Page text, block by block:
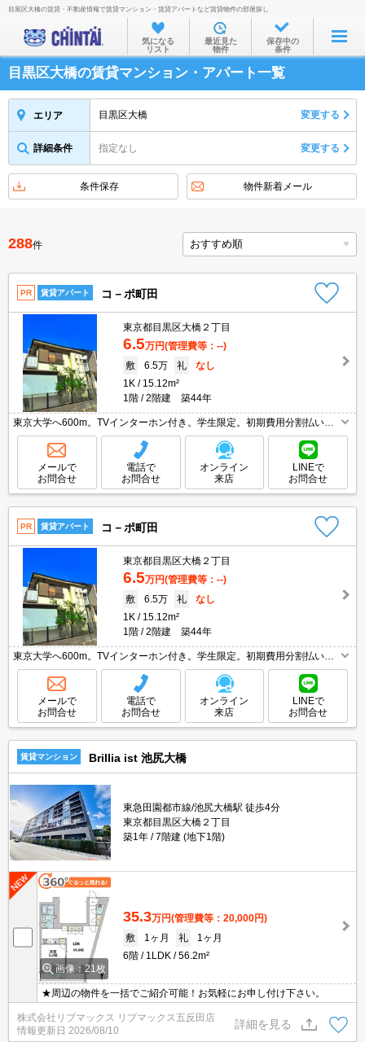
お部屋を探す
沿線・駅から
住所から
物件特集から
不動産会社から
TOP
目黒区大橋の賃貸・不動産情報で賃貸マンション・賃貸アパートなど賃貸物件の部屋探し
気になる
リスト
最近見た
物件
保存中の
条件
目黒区大橋の賃貸マンション・アパート一覧
エリア 目黒区大橋 変更する
詳細条件 指定なし 変更する
条件保存 物件新着メール
288件
PR 賃貸アパート コ－ポ町田
東京都目黒区大橋２丁目
6.5万円(管理費等：--)
敷
6.5万 礼
なし
1K
15.12m²
1階
2階建 築44年
東京大学へ600m。TVインターホン付き。学生限定。初期費用分割払い
可。家賃の支払でポイントたまります（条件あり）。8月末までにご成約
の方、礼金なし。仲介手数料家賃の0.55ヵ月分。
メールで
お問合せ
電話で
お問合せ
オンライン
来店
LINEで
お問合せ
PR 賃貸アパート コ－ポ町田
東京都目黒区大橋２丁目
6.5万円(管理費等：--)
敷
6.5万 礼
なし
1K
15.12m²
1階
2階建 築44年
東京大学へ600m。TVインターホン付き。学生限定。初期費用分割払い
可。家賃の支払でポイントたまります（条件あり）。8月末までにご成約
の方、礼金なし。仲介手数料家賃の0.55ヵ月分。
メールで
お問合せ
電話で
お問合せ
オンライン
来店
LINEで
お問合せ
賃貸マンション Brillia ist 池尻大橋
東急田園都市線/池尻大橋駅 徒歩4分
東京都目黒区大橋２丁目
築1年
7階建 (地下1階)
画像：21枚
35.3万円(管理費等：20,000円)
敷
1ヶ月 礼
1ヶ月
6階
1LDK 56.2m²
★周辺の物件を一括でご紹介可能！お気軽にお申し付け下さい。
株式会社リブマックス リブマックス五反田店
情報更新日 2026/08/10
詳細を見る